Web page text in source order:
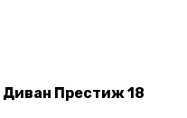
Диван Престиж 18